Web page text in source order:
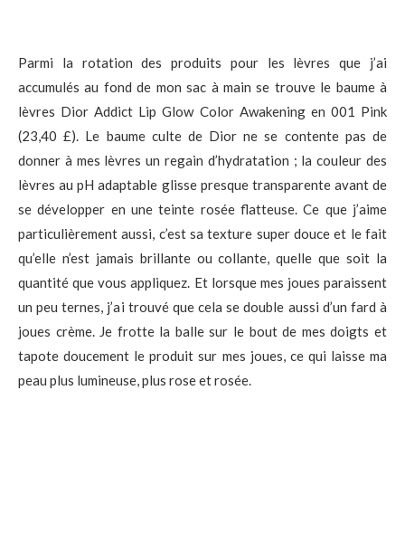
Parmi la rotation des produits pour les lèvres que j’ai
accumulés au fond de mon sac à main se trouve le baume à
lèvres Dior Addict Lip Glow Color Awakening en 001 Pink
(23,40 £). Le baume culte de Dior ne se contente pas de
donner à mes lèvres un regain d’hydratation ; la couleur des
lèvres au pH adaptable glisse presque transparente avant de
se développer en une teinte rosée flatteuse. Ce que j’aime
particulièrement aussi, c’est sa texture super douce et le fait
qu’elle n’est jamais brillante ou collante, quelle que soit la
quantité que vous appliquez. Et lorsque mes joues paraissent
un peu ternes, j’ai trouvé que cela se double aussi d’un fard à
joues crème. Je frotte la balle sur le bout de mes doigts et
tapote doucement le produit sur mes joues, ce qui laisse ma
peau plus lumineuse, plus rose et rosée.